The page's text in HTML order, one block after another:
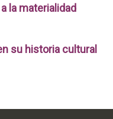
la materialidad
su historia cultural